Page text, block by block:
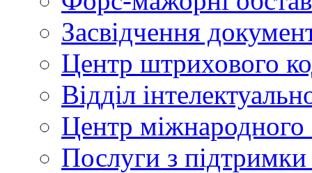
Засвідчення
Центр штрихового
Відділ
Центр міжнародного
Послуги з підтримки